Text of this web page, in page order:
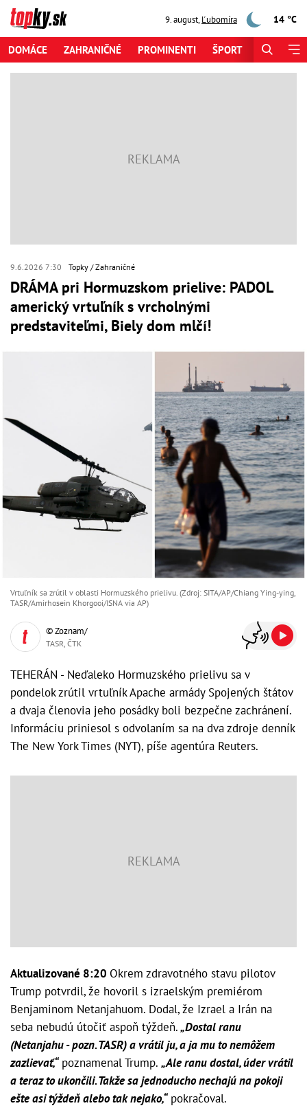
9. august,Ľubomíra 14 °C
DOMÁCE ZAHRANIČNÉ PROMINENTI ŠPORT
9.6.2026 7:30 Topky Zahraničné
DRÁMA pri Hormuzskom prielive: PADOL
americký vrtuľník s vrcholnými
predstaviteľmi, Biely dom mlčí!
Vrtuľník sa zrútil v oblasti Hormuzského prielivu. (Zdroj: SITA/AP/Chiang Ying-ying,
TASR/Amirhosein Khorgooi/ISNA via AP)
© Zoznam/
TASR, ČTK
TEHERÁN - Neďaleko Hormuzského prielivu sa v
pondelok zrútil vrtuľník Apache armády Spojených štátov
a dvaja členovia jeho posádky boli bezpečne zachránení.
Informáciu priniesol s odvolaním sa na dva zdroje denník
The New York Times (NYT), píše agentúra Reuters.
Aktualizované 8:20 Okrem zdravotného stavu pilotov
Trump potvrdil, že hovoril s izraelským premiérom
Benjaminom Netanjahuom. Dodal, že Izrael a Irán na
seba nebudú útočiť aspoň týždeň.„Dostal ranu
(Netanjahu - pozn. TASR) a vrátil ju, a ja mu to nemôžem
zazlievať,“poznamenal Trump. „Ale ranu dostal, úder vrátil
a teraz to ukončili. Takže sa jednoducho nechajú na pokoji
ešte asi týždeň alebo tak nejako,“pokračoval.